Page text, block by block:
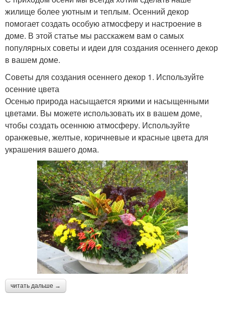
жилище более уютным и теплым. Осенний декор
помогает создать особую атмосферу и настроение в
доме. В этой статье мы расскажем вам о самых
популярных советы и идеи для создания осеннего декор
в вашем доме.
Советы для создания осеннего декор 1. Используйте
осенние цвета
Осенью природа насыщается яркими и насыщенными
цветами. Вы можете использовать их в вашем доме,
чтобы создать осеннюю атмосферу. Используйте
оранжевые, желтые, коричневые и красные цвета для
украшения вашего дома.
читать дальше →